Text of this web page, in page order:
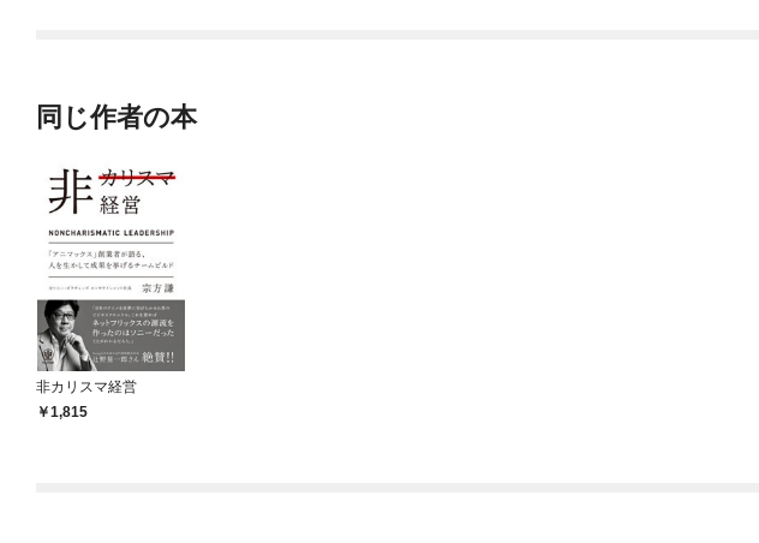
同じ作者の本
非カリスマ経営
1,815